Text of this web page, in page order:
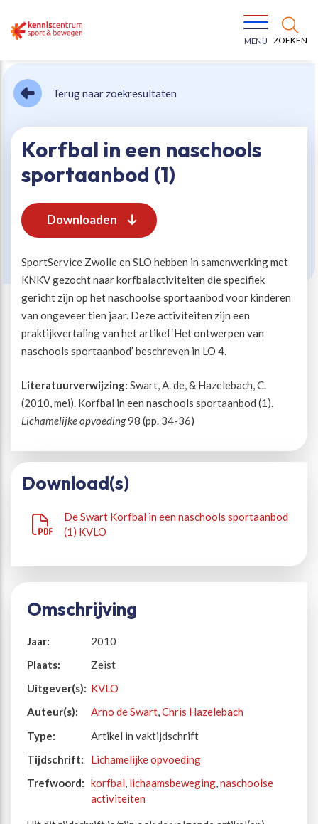
ZOEKEN
MENU
Terug naar zoekresultaten
Korfbal in een naschools
sportaanbod (1)
Downloaden
SportService Zwolle en SLO hebben in samenwerking met
KNKV gezocht naar korfbalactiviteiten die specifiek
gericht zijn op het naschoolse sportaanbod voor kinderen
van ongeveer tien jaar. Deze activiteiten zijn een
praktijkvertaling van het artikel ‘Het ontwerpen van
naschools sportaanbod’ beschreven in LO 4.
Literatuurverwijzing: Swart, A. de, & Hazelebach, C.
(2010, mei). Korfbal in een naschools sportaanbod (1).
Lichamelijke opvoeding98 (pp. 34-36)
Download(s)
De Swart Korfbal in een naschools sportaanbod
(1) KVLO
Omschrijving
Jaar:
2010
Plaats:
Zeist
Uitgever(s): KVLO
Auteur(s):
Arno de Swart,Chris Hazelebach
Type:
Artikel in vaktijdschrift
Tijdschrift:
Lichamelijke opvoeding
Trefwoord: korfbal, lichaamsbeweging,naschoolse
activiteiten
Bewegen voor een gezonde leefstijl
Jeugd in beweging
Vitaal ouder worden
Maatschappelijke waarde
Beweegvriendelijke omgeving
Esports, gaming en gamification
Alle thema’s
Ons team
Onze missie
Onze werkwijze
Organisatie
Werken bij
Persvoorlichting en Public Affairs